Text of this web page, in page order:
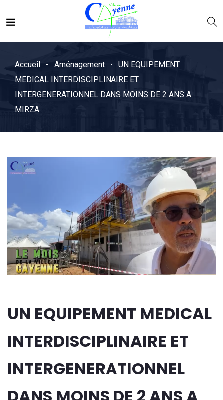
Accueil Aménagement
UN EQUIPEMENT
MEDICAL INTERDISCIPLINAIRE ET
INTERGENERATIONNEL DANS MOINS DE 2 ANS A
MIRZA
UN EQUIPEMENT MEDICAL
INTERDISCIPLINAIRE ET
INTERGENERATIONNEL